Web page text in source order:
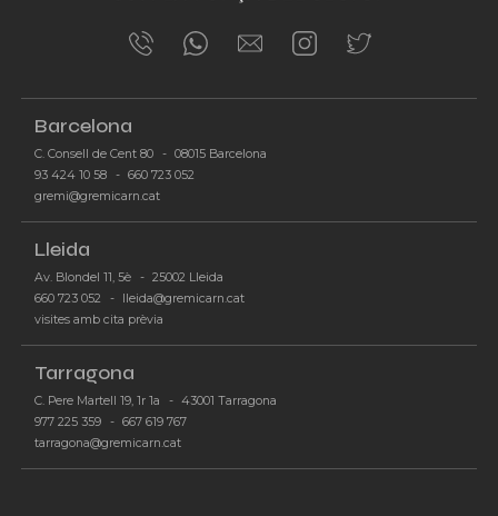
93 424 10 58
-
660 723 052
-
gremi@gremicarn.cat